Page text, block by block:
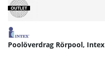
Poolöverdrag Rörpool, Intex